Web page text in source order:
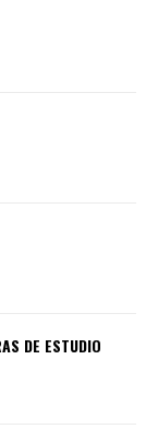
DE ESTUDIO